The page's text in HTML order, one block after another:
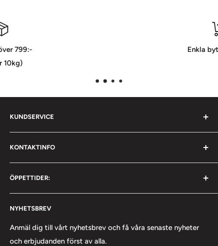
KUNDSERVICE
Om oss
Kontakta oss
Upphämtning
Köpvillkor
Retur och byte
Bli klubbkund
Cookies
NYHETSBREV
Anmäl dig till vårt nyhetsbrev och få våra senaste nyheter
och erbjudanden först av alla.
KONTAKTINFO
Flygfältsgatan 9
128 30 Skarpnäck
Lager/Pick-Up Point
Mail: info@fighter-sport.com
ÖPPETTIDER: